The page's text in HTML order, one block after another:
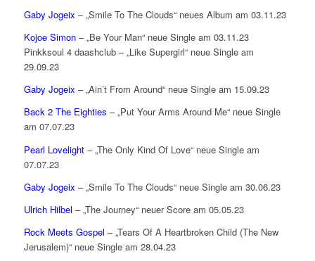
Gaby Jogeix – „Smile To The Clouds“ neues Album am 03.11.23
Kojoe Simon– „Be Your Man“ neue Single am 03.11.23
Pinkksoul 4 daashclub – „Like Supergirl“ neue Single am
29.09.23
Gaby Jogeix – „Ain’t From Around“ neue Single am 15.09.23
Back 2 The Eighties – „Put Your Arms Around Me“ neue Single
am 07.07.23
Pearl Lovelight– „The Only Kind Of Love“ neue Single am
07.07.23
Gaby Jogeix – „Smile To The Clouds“ neue Single am 30.06.23
Ulrich Hilbel – „The Journey“ neuer Score am 05.05.23
Rock Meets Gospel – „Tears Of A Heartbroken Child (The New
Jerusalem)“ neue Single am 28.04.23